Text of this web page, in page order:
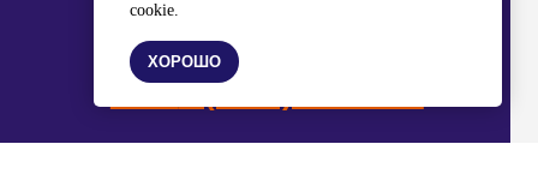
cookie.
ХОРОШО